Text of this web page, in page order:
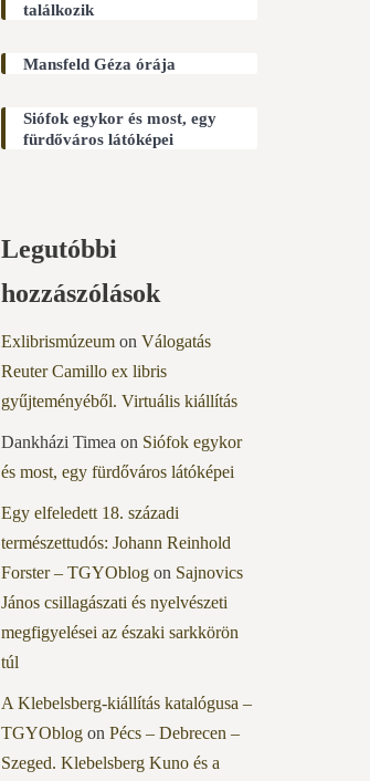
találkozik
Mansfeld Géza órája
Siófok egykor és most, egy
fürdőváros látóképei
Legutóbbi
hozzászólások
Exlibrismúzeumon Válogatás
Reuter Camillo ex libris
gyűjteményéből. Virtuális kiállítás
Dankházi Timea on Siófok egykor
és most, egy fürdőváros látóképei
Egy elfeledett 18. századi
természettudós: Johann Reinhold
Forster – TGYOblogon Sajnovics
János csillagászati és nyelvészeti
megfigyelései az északi sarkkörön
túl
A Klebelsberg-kiállítás katalógusa –
TGYOblogon Pécs – Debrecen –
Szeged. Klebelsberg Kuno és a